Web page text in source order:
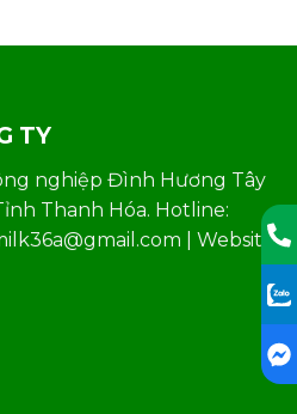
TY
nghiệp Đình Hương Tây
Thanh Hóa. Hotline:
| Website: